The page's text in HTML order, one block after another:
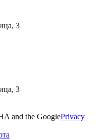
3
3
and the GooglePrivacy